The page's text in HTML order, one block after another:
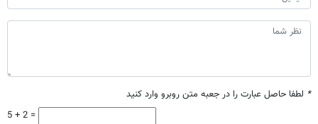
* لطفا حاصل عبارت را در جعبه متن روبرو وارد کنید
5 + 2 =